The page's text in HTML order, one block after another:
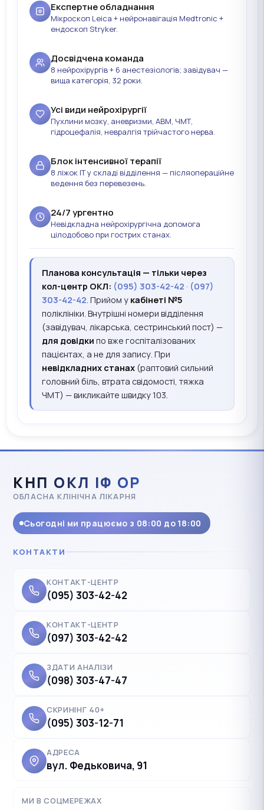
Експертне обладнання
Мікроскоп Leica + нейронавігація Medtronic +
ендоскоп Stryker.
Досвідчена команда
8 нейрохірургів + 6 анестезіологів; завідувач —
вища категорія, 32 роки.
Усі види нейрохірургії
Пухлини мозку, аневризми, АВМ, ЧМТ,
гідроцефалія, невралгія трійчастого нерва.
Блок інтенсивної терапії
8 ліжок ІТ у складі відділення — післяопераційне
ведення без перевезень.
24/7 ургентно
Невідкладна нейрохірургічна допомога
цілодобово при гострих станах.
Планова консультація — тільки через
кол-центр ОКЛ: (095) 303-42-42 · (097)
303-42-42. Прийом у кабінеті №5
поліклініки. Внутрішні номери відділення
(завідувач, лікарська, сестринський пост) —
для довідки по вже госпіталізованих
пацієнтах, а не для запису. При
невідкладних станах (раптовий сильний
головний біль, втрата свідомості, тяжка
ЧМТ) — викликайте швидку103.
КНП ОКЛ ІФ ОР
ОБЛАСНА КЛІНІЧНА ЛІКАРНЯ
Сьогодні ми працюємо з 08:00 до 18:00
КОНТАКТИ
КОНТАКТ-ЦЕНТР
(095) 303-42-42
КОНТАКТ-ЦЕНТР
(097) 303-42-42
ЗДАТИ АНАЛІЗИ
(098) 303-47-47
СКРИНІНГ 40+
(095) 303-12-71
АДРЕСА
вул. Федьковича, 91
МИ В СОЦМЕРЕЖАХ